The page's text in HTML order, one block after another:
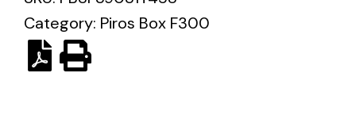
Solar lighting
Variety of solar solutions for all kinds of needs.
Category: Piros Box F300